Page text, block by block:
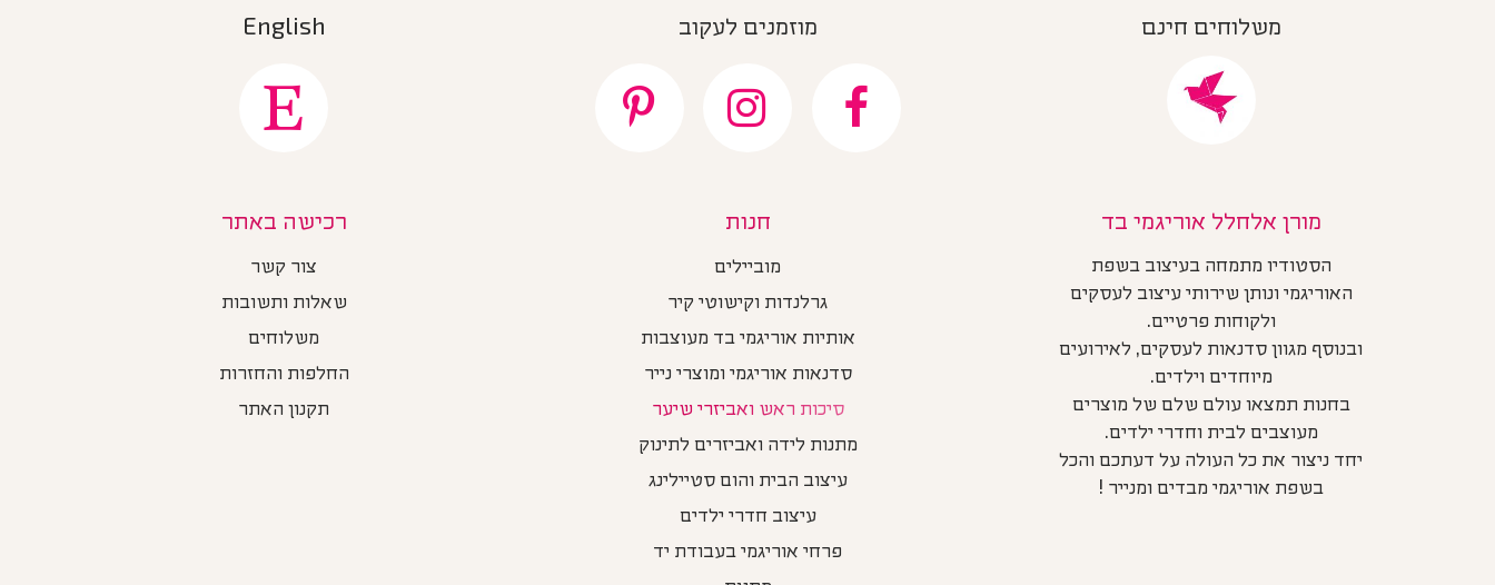
משלוחים חינם מוזמנים לעקוב English
מורן אלחלל אוריגמי בד
הסטודיו מתמחה בעיצוב בשפת
האוריגמי ונותן שירותי עיצוב לעסקים
ולקוחות פרטיים.
ובנוסף מגוון סדנאות לעסקים, לאירועים
מיוחדים וילדים.
בחנות תמצאו עולם שלם של מוצרים
מעוצבים לבית וחדרי ילדים.
יחד ניצור את כל העולה על דעתכם והכל
בשפת אוריגמי מבדים ומנייר !
חנות
מוביילים
גרלנדות וקישוטי קיר
אותיות אוריגמי בד מעוצבות
סדנאות אוריגמי ומוצרי נייר
סיכות ראש ואביזרי שיער
מתנות לידה ואביזרים לתינוק
עיצוב הבית והום סטיילינג
עיצוב חדרי ילדים
פרחי אוריגמי בעבודת יד
רכישה באתר
צור קשר
שאלות ותשובות
משלוחים
החלפות והחזרות
תקנון האתר